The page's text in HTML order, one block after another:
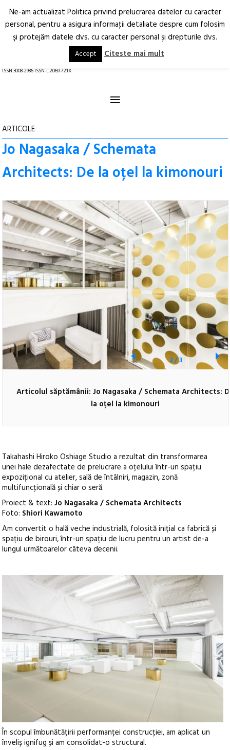
Arhitectură.
Oraș.
RO EN
ISSN 3008-2986 ISSN-L 2069-721X
≡
ARTICOLE
Jo Nagasaka / Schemata
Architects: De la oțel la kimonouri
Articolul săptămânii: Jo Nagasaka / Schemata Architects:
la oțel la kimonouri
2/3
Takahashi Hiroko Oshiage Studio a rezultat din transformarea
unei hale dezafectate de prelucrare a oțelului într-un spațiu
expozițional cu atelier, sală de întâlniri, magazin, zonă
multifuncțională și chiar o seră.
Proiect & text:Jo Nagasaka / Schemata Architects
Foto: Shiori Kawamoto
Am convertit o hală veche industrială, folosită inițial ca fabrică și
spațiu de birouri, într-un spațiu de lucru pentru un artist de-a
lungul următoarelor câteva decenii.
În scopul îmbunătățirii performanței construcției, am aplicat un
înveliș ignifug și am consolidat-o structural.
Ne-am actualizat Politica privind prelucrarea datelor cu caracter
personal, pentru a asigura informaţii detaliate despre cum folosim
şi protejăm datele dvs. cu caracter personal şi drepturile dvs.
Accept Citeste mai mult